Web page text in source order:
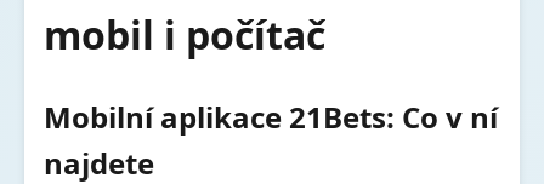
mobil i počítač
Mobilní aplikace 21Bets: Co v ní
najdete